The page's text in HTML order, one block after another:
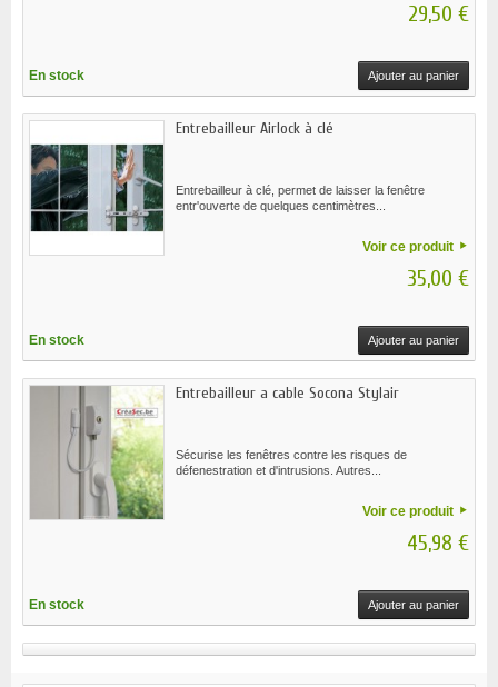
29,50 €
En stock Ajouter au panier
Entrebailleur Airlock à clé
Entrebailleur à clé, permet de laisser la fenêtre
entr'ouverte de quelques centimètres...
Voir ce produit
35,00 €
En stock Ajouter au panier
Entrebailleur a cable Socona Stylair
Sécurise les fenêtres contre les risques de
défenestration et d'intrusions. Autres...
Voir ce produit
45,98 €
En stock Ajouter au panier